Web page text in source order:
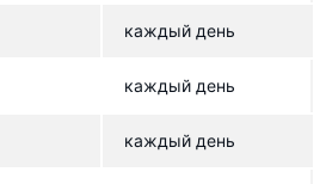
каждый день
каждый день
каждый день